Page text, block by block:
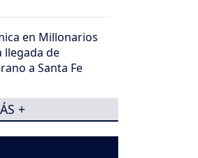
en Millonarios
llegada de
a Santa Fe
+